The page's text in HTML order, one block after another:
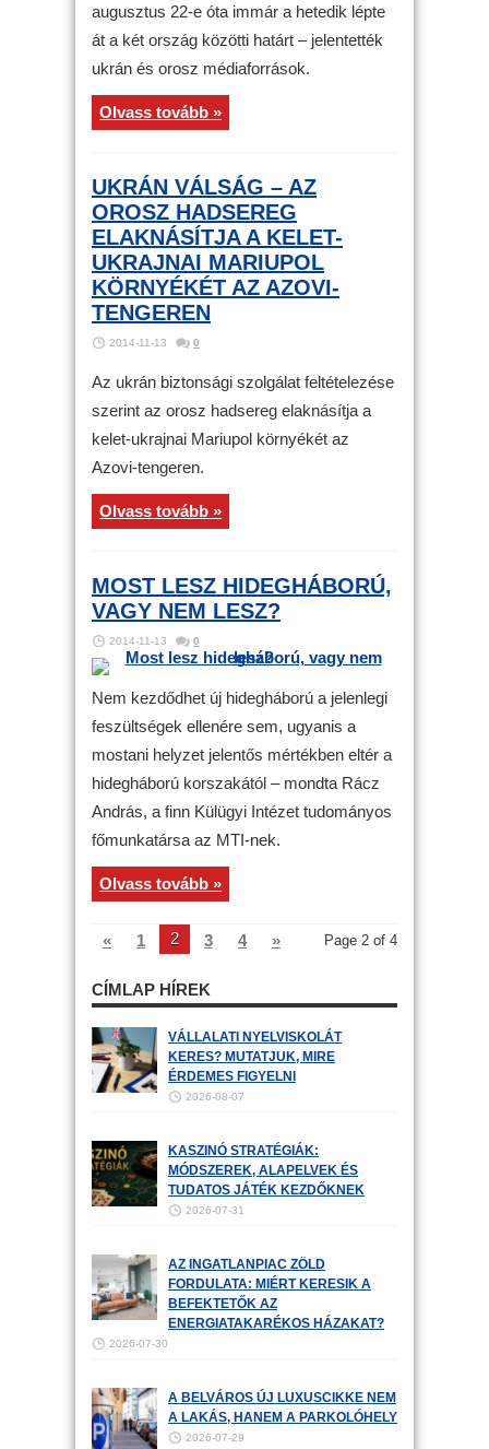
augusztus 22-e óta immár a hetedik lépte
át a két ország közötti határt – jelentették
ukrán és orosz médiaforrások.
Olvass tovább »
UKRÁN VÁLSÁG – AZ
OROSZ HADSEREG
ELAKNÁSÍTJA A KELET-
UKRAJNAI MARIUPOL
KÖRNYÉKÉT AZ AZOVI-
TENGEREN
2014-11-13 0
Az ukrán biztonsági szolgálat feltételezése
szerint az orosz hadsereg elaknásítja a
kelet-ukrajnai Mariupol környékét az
Azovi-tengeren.
Olvass tovább »
MOST LESZ HIDEGHÁBORÚ,
VAGY NEM LESZ?
2014-11-13 0
Nem kezdődhet új hidegháború a jelenlegi
feszültségek ellenére sem, ugyanis a
mostani helyzet jelentős mértékben eltér a
hidegháború korszakától – mondta Rácz
András, a finn Külügyi Intézet tudományos
főmunkatársa az MTI-nek.
Olvass tovább »
Page 2 of 4
« 1 2 3 4 »
CÍMLAP HÍREK
VÁLLALATI NYELVISKOLÁT
KERES? MUTATJUK, MIRE
ÉRDEMES FIGYELNI
2026-08-07
KASZINÓ STRATÉGIÁK:
MÓDSZEREK, ALAPELVEK ÉS
TUDATOS JÁTÉK KEZDŐKNEK
2026-07-31
AZ INGATLANPIAC ZÖLD
FORDULATA: MIÉRT KERESIK A
BEFEKTETŐK AZ
ENERGIATAKARÉKOS HÁZAKAT?
2026-07-30
A BELVÁROS ÚJ LUXUSCIKKE NEM
A LAKÁS, HANEM A PARKOLÓHELY
2026-07-29